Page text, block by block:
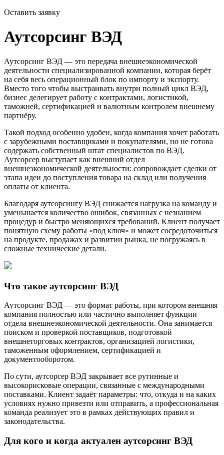
Оставить заявку
Аутсорсинг ВЭД
Аутсорсинг ВЭД — это передача внешнеэкономической
деятельности специализированной компании, которая берёт
на себя весь операционный блок по импорту и экспорту.
Вместо того чтобы выстраивать внутри полный цикл ВЭД,
бизнес делегирует работу с контрактами, логистикой,
таможней, сертификацией и валютным контролем внешнему
партнёру.
Такой подход особенно удобен, когда компания хочет работать
с зарубежными поставщиками и покупателями, но не готова
содержать собственный штат специалистов по ВЭД.
Аутсорсер выступает как внешний отдел
внешнеэкономической деятельности: сопровождает сделки от
этапа идеи до поступления товара на склад или получения
оплаты от клиента.
Благодаря аутсорсингу ВЭД снижается нагрузка на команду и
уменьшается количество ошибок, связанных с незнанием
процедур и быстро меняющихся требований. Клиент получает
понятную схему работы «под ключ» и может сосредоточиться
на продукте, продажах и развитии рынка, не погружаясь в
сложные технические детали.
Что такое аутсорсинг ВЭД
Аутсорсинг ВЭД — это формат работы, при котором внешняя
компания полностью или частично выполняет функции
отдела внешнеэкономической деятельности. Она занимается
поиском и проверкой поставщиков, подготовкой
внешнеторговых контрактов, организацией логистики,
таможенным оформлением, сертификацией и
документооборотом.
По сути, аутсорсер ВЭД закрывает все рутинные и
высокорисковые операции, связанные с международными
поставками. Клиент задаёт параметры: что, откуда и на каких
условиях нужно привезти или отправить, а профессиональная
команда реализует это в рамках действующих правил и
законодательства.
Для кого и когда актуален аутсорсинг ВЭД